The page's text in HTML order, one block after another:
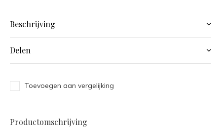
Beschrijving
Delen
Toevoegen aan vergelijking
Productomschrijving